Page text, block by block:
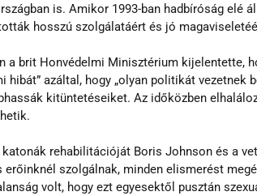
is. Amikor 1993-ban hadbíróság elé
hosszú szolgálatáért és jó
a brit Honvédelmi Minisztérium kijelentette,
hibát” azáltal, hogy „olyan politikát vezetnek
kitüntetéseiket. Az időközben
katonák rehabilitációját Boris Johnson és a
erőinknél szolgálnak, minden elismerést
volt, hogy ezt egyesektől pusztán